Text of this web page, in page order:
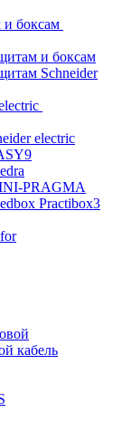
боксам
и боксам
Schneider
electric
PRAGMA
Practibox3
кабель